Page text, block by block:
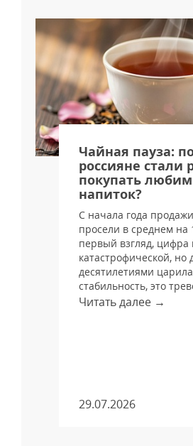
Чайная пауза:
россияне стали
покупать
напиток?
С начала года
просели в среднем на
первый взгляд, цифра
катастрофической, но
десятилетиями царила
стабильность, это
Читать далее →
29.07.2026